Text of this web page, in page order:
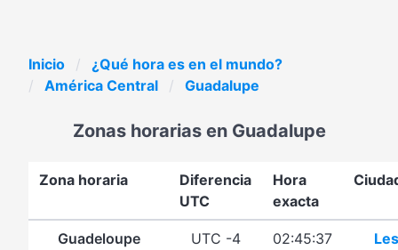
Inicio
¿Qué hora es en el mundo?
América Central
Guadalupe
Zonas horarias en Guadalupe
Zona horaria
Diferencia
UTC
Hora
exacta
Guadeloupe UTC -4 02:45:37
Les